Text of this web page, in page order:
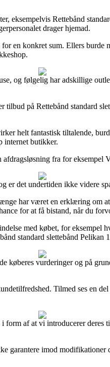
eksempelvis Rettebånd
drager hjemad.
en konkret sum. Ellers
og følgelig har adskillige
på Rettebånd standard
helt fantastisk tiltalende,
internet butikker.
fra for
er det undertiden ikke videre
har været en erklæring om
for at få bistand, når du
med købet, for eksempel
standard slettebånd
vurderinger og på
Tilmed ses en
af at vi introducerer
imod modifikationer